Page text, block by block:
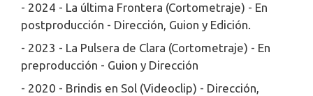
- 2024 - La última Frontera (Cortometraje) - En
postproducción - Dirección, Guion y Edición.
- 2023 - La Pulsera de Clara (Cortometraje) - En
preproducción - Guion y Dirección
- 2020 - Brindis en Sol (Videoclip) - Dirección,